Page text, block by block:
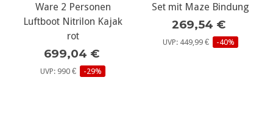
Gumotex Solar II B-
Set mit Maze Bindung
269,54 €
UVP: 449,99 € -40%